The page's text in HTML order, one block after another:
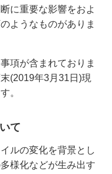
に重要な影響をおよ
ようなものがありま
項が含まれておりま
(2019年3月31日)現
。
て
ルの変化を背景とし
様化などが生み出す